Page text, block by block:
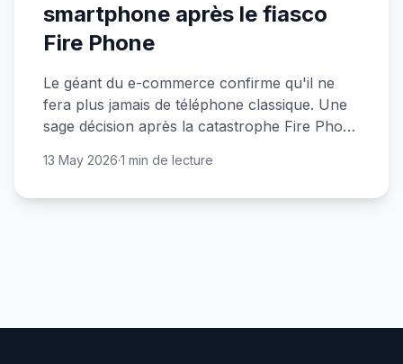
smartphone après le fiasco
Fire Phone
Le géant du e-commerce confirme qu'il ne
fera plus jamais de téléphone classique. Une
sage décision après la catastrophe Fire Phone
13 May 2026·1 min de lecture